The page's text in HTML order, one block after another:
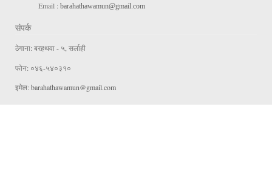
Email : barahathawamun@gmail.com
संपर्क
ठेगाना: बरहथवा - ५, सर्लाही
फोन: ०४६-५४०३१०
इमेल: barahathawamun@gmail.com